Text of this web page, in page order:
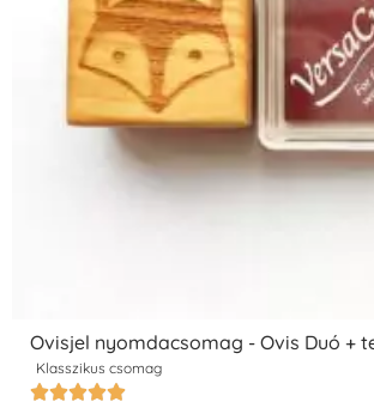
Ovisjel nyomdacsomag - Ovis Duó +
Klasszikus csomag
